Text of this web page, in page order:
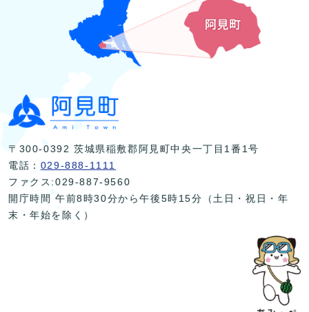
〒300-0392 茨城県稲敷郡阿見町中央一丁目1番1号
電話： 029-888-1111
ファクス:029-887-9560
開庁時間 午前8時30分から午後5時15分（土日・祝日・年
末・年始を除く）